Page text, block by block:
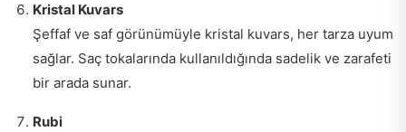
Kristal Kuvars
Şeffaf ve saf görünümüyle kristal kuvars, her tarza uyum
sağlar. Saç tokalarında kullanıldığında sadelik ve zarafeti
bir arada sunar.
Rubi